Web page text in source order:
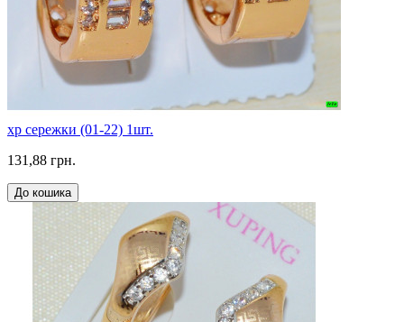
xp сережки (01-22) 1шт.
131,88 грн.
До кошика